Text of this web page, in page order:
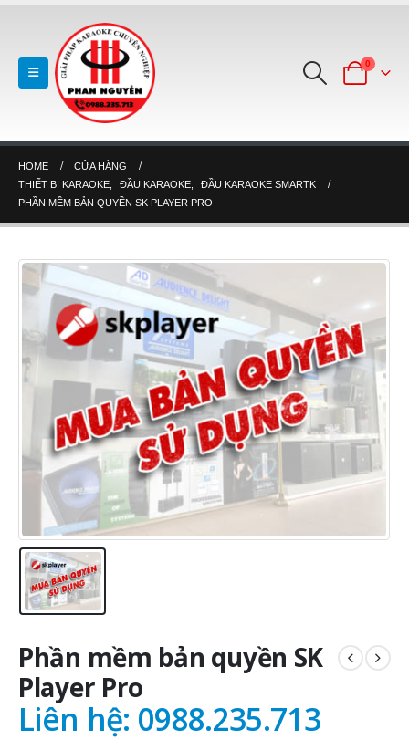
0
HOME
CỬA HÀNG
THIẾT BỊ KARAOKE
ĐẦU KARAOKE
ĐẦU KARAOKE SMARTK
PHẦN MỀM BẢN QUYỀN SK PLAYER PRO
Phần mềm bản quyền SK
Player Pro
Liên hệ: 0988.235.713